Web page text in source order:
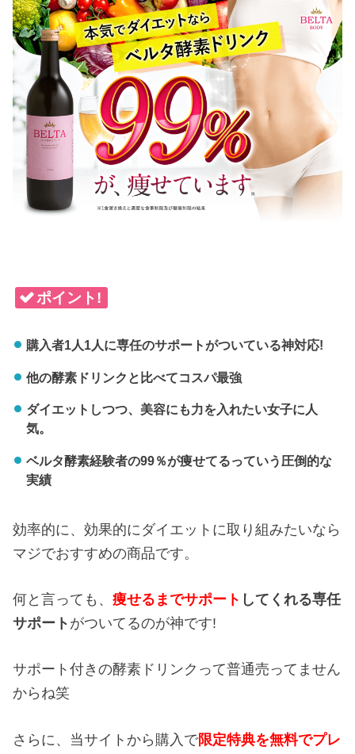
ポイント!
購入者1人1人に専任のサポートがついている神対応!
他の酵素ドリンクと比べてコスパ最強
ダイエットしつつ、美容にも力を入れたい女子に人
気。
ベルタ酵素経験者の99％が痩せてるっていう圧倒的な
実績
効率的に、効果的にダイエットに取り組みたいなら
マジでおすすめの商品です。
何と言っても、痩せるまでサポート してくれる専任
サポート がついてるのが神です!
サポート付きの酵素ドリンクって普通売ってません
からね笑
さらに、当サイトから購入で限定特典を無料でプレ